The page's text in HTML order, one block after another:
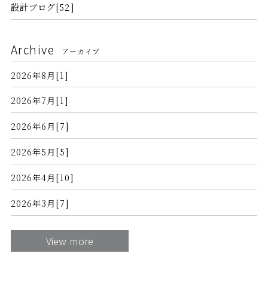
設計ブログ[52]
Archive アーカイブ
2026年8月[1]
2026年7月[1]
2026年6月[7]
2026年5月[5]
2026年4月[10]
2026年3月[7]
View more